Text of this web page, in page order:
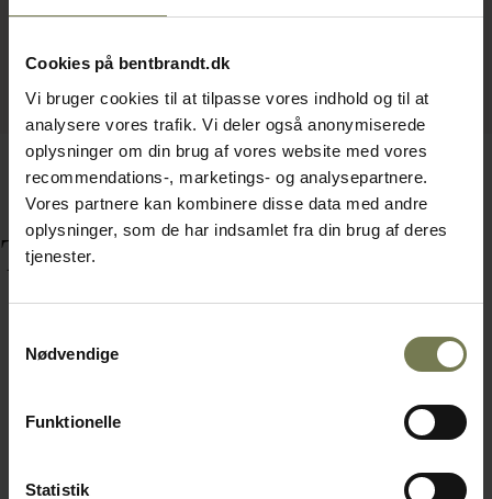
Cookies på bentbrandt.dk
Vi bruger cookies til at tilpasse vores indhold og til at
analysere vores trafik. Vi deler også anonymiserede
oplysninger om din brug af vores website med vores
recommendations-, marketings- og analysepartnere.
Vores partnere kan kombinere disse data med andre
oplysninger, som de har indsamlet fra din brug af deres
tjenester.
Nødvendige
Funktionelle
Statistik
Tilbehør